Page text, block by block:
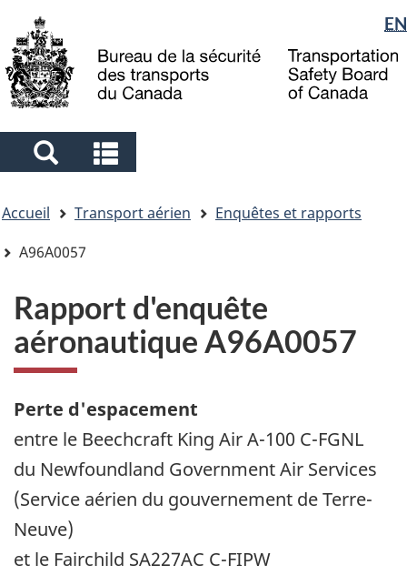
to
main
to
"About
government"
à
la
Sélection
de
la
langue
EN
Search
and
menus
and
menus
êtes
ici
Accueil Transport aérien
Enquêtes et rapports
A96A0057
Rapport d'enquête
aéronautique A96A0057
Perte d'espacement
entre le Beechcraft King Air A-100 C-FGNL
du Newfoundland Government Air Services
(Service aérien du gouvernement de Terre-
Neuve)
et le Fairchild SA227AC C-FIPW